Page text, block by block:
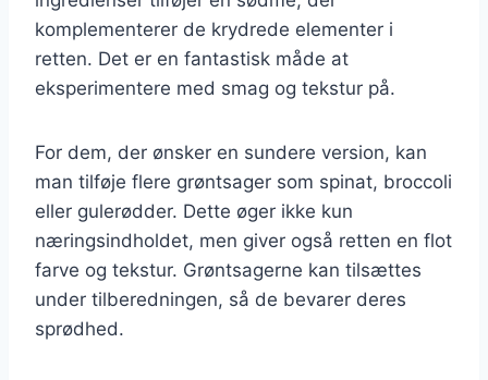
komplementerer de krydrede elementer i
retten. Det er en fantastisk måde at
eksperimentere med smag og tekstur på.
For dem, der ønsker en sundere version, kan
man tilføje flere grøntsager som spinat, broccoli
eller gulerødder. Dette øger ikke kun
næringsindholdet, men giver også retten en flot
farve og tekstur. Grøntsagerne kan tilsættes
under tilberedningen, så de bevarer deres
sprødhed.